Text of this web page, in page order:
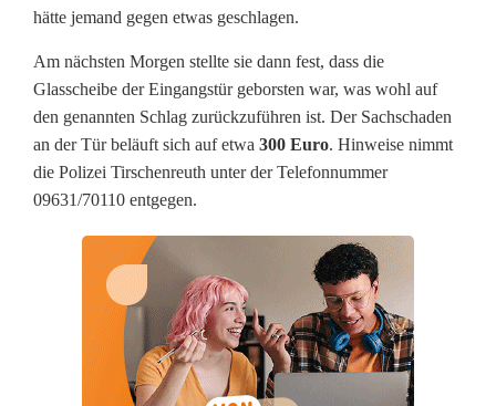
b
e
k
a
n
hätte jemand gegen etwas geschlagen.
Am nächsten Morgen stellte sie dann fest, dass die
Glasscheibe der Eingangstür geborsten war, was wohl auf
den genannten Schlag zurückzuführen ist. Der Sachschaden
an der Tür beläuft sich auf etwa 300 Euro. Hinweise nimmt
die Polizei Tirschenreuth unter der Telefonnummer
09631/70110 entgegen.